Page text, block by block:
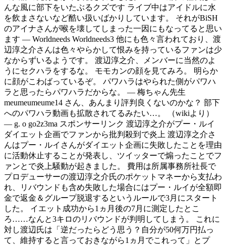
んな風に部下をいたぶるクズです ライブ中はアイドルに水
を飲まさないなど酷い扱いばかりしています。 それがBiSH
のアイナさんが喉を壊してしまった一因にもなってると思い
ます — Worldneeds Worldneeds3 他にも色々言われており、渡
辺淳之介さんは色々やらかして恨みを持っているファンは少
なからずいるようです。 渡辺淳之介、メンバーに当然のよ
うにセクハラをするな。 モモカンの顔を見てみろ。 明らか
に顔がこわばっているぞ。 パワハラはやられた側がパワハ
ラと思ったらパワハラだからな。 — 梅ちゃん先生
meumeumeume14 さん、あんまり評判良くないのかな？ 部下
へのパワハラ動画も拡散されてるみたい…。 （wikiより）
— g. o go2z3ma スポンサーリンク 渡辺淳之介がプー・ルイ
ダイエット企画でファンから批判殺到で炎上 渡辺淳之介さ
んはプー・ルイさんがダイエット企画に失敗したことを理由
に活動休止することが発表し、ツイッターで煽ったことでフ
ァンとで炎上騒動が起きました。 費用は所属事務所社長で
プロデューサーの渡辺淳之介氏のポケットマネーから支払わ
れ、リバウンドも含め失敗した場合にはプー・ルイが全額即
金で返金＆グループ脱退するというルールで3月にスタート
した。 イエット成功から1ヵ月後の7月に測定したとこ
ろ……なんと3キロのリバウンドが判明してしまう。 これに
対し渡辺氏は「逆だったらどう思う？自分が50何万円払っ
て、維持すると言っておきながら1ヵ月でこれって」とプ